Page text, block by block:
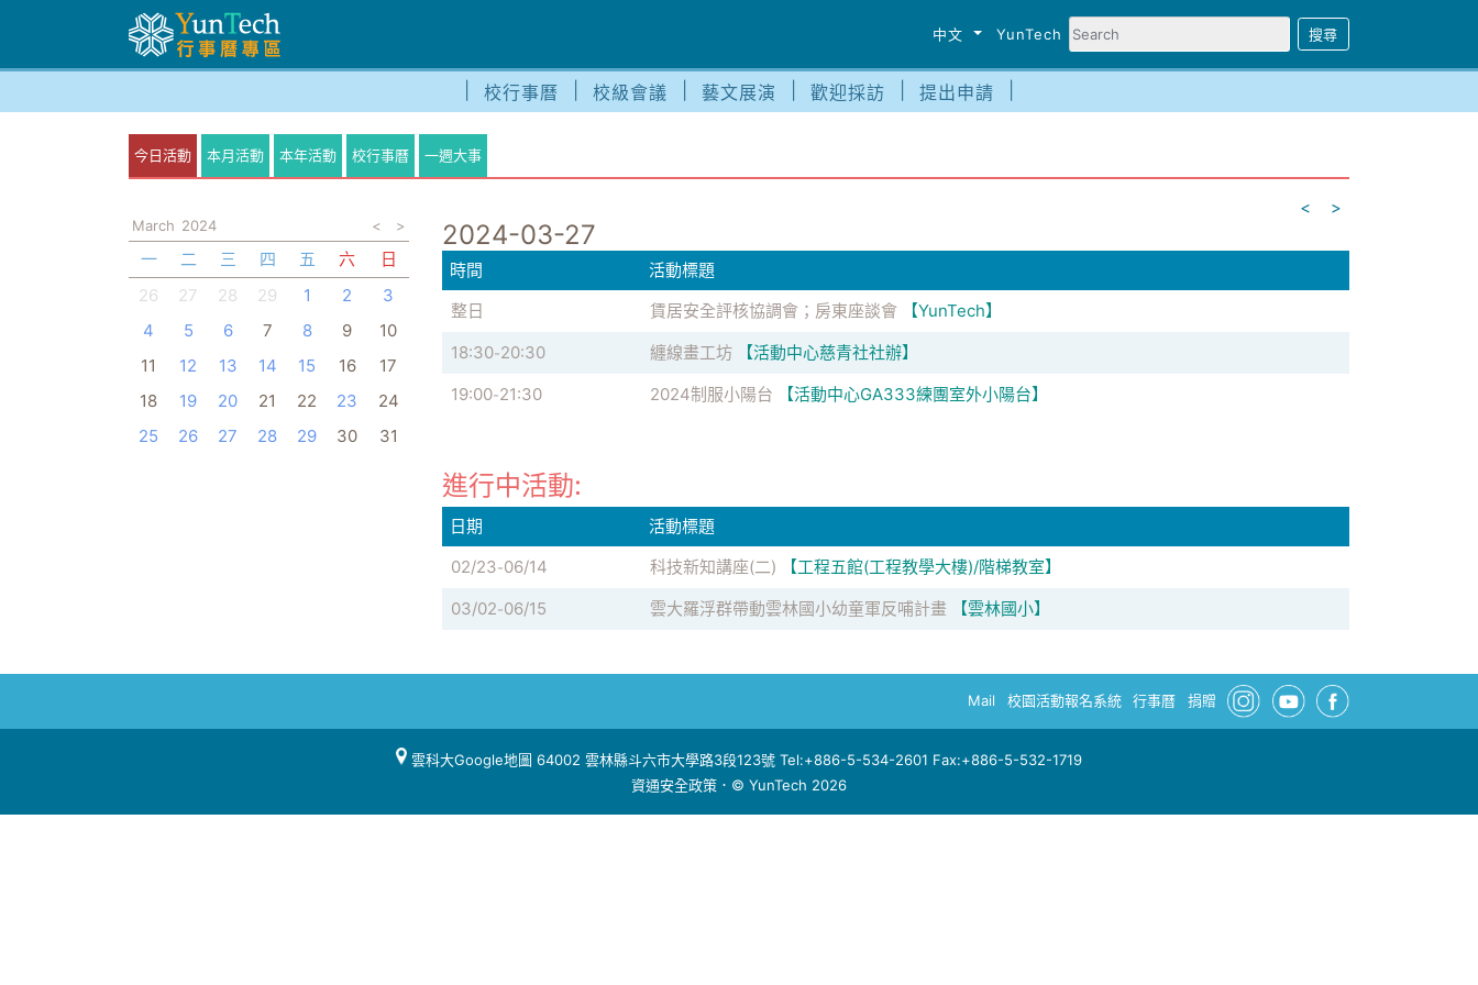
中文 YunTech
校行事曆 校級會議 藝文展演 歡迎採訪 提出申請
今日活動 本月活動 本年活動 校行事曆 一週大事
March 2024 < >
一 二 三 四 五 六
日
26
27 28 29 1 2
3
4
5 6 7 8 9
10
11
12 13 14 15 16
17
18
19 20 21 22 23
24
25
26 27 28 29 30 31
< >
2024-03-27
時間
活動標題
整日
賃居安全評核協調會；房東座談會
【YunTech】
18:30-20:30 纏線畫工坊
【活動中心慈青社社辦】
19:00-21:30 2024制服小陽台 【活動中心GA333練團室外小陽台】
進行中活動:
日期
活動標題
02/23-06/14 科技新知講座(二)
【工程五館(工程教學大樓)/階梯教室】
03/02-06/15 雲大羅浮群帶動雲林國小幼童軍反哺計畫 【雲林國小】
Mail 校園活動報名系統 行事曆 捐贈
雲科大Google地圖 64002 雲林縣斗六市大學路3段123號 Tel:+886-5-534-2601 Fax:+886-5-532-1719
資通安全政策 ．© YunTech 2026